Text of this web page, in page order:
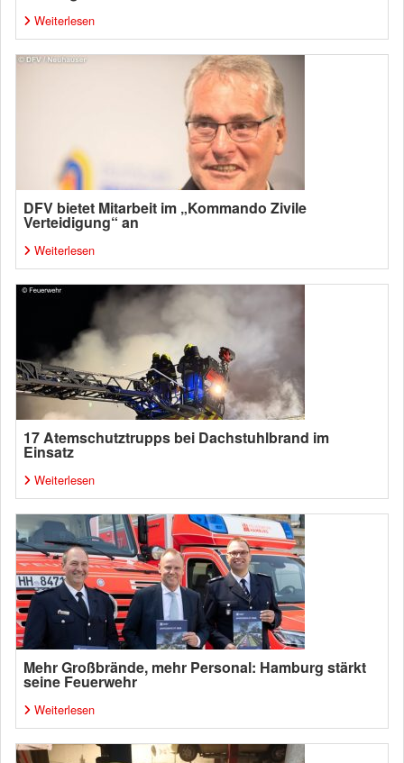
Weiterlesen
DFV bietet Mitarbeit im „Kommando Zivile
Verteidigung“ an
Weiterlesen
17 Atemschutztrupps bei Dachstuhlbrand im
Einsatz
Weiterlesen
Mehr Großbrände, mehr Personal: Hamburg stärkt
seine Feuerwehr
Weiterlesen